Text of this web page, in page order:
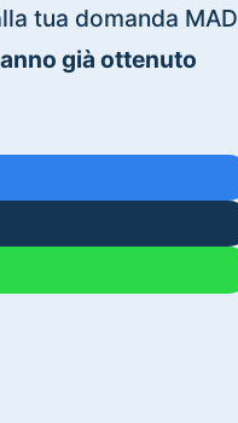
tua domanda MAD
già ottenuto